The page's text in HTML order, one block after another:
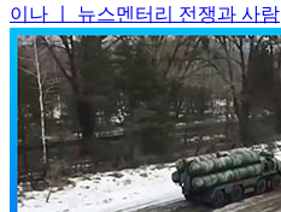
이나 ㅣ 뉴스멘터리 전쟁과 사람